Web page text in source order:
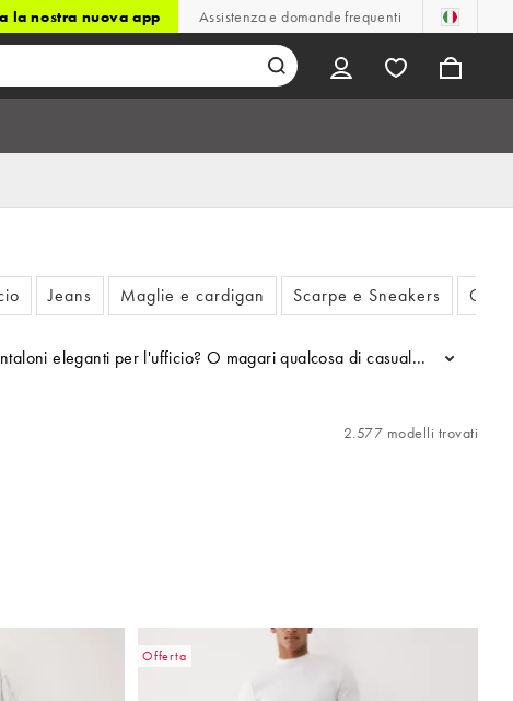
la nostra nuova app Assistenza e domande frequenti
Jeans Maglie e cardigan Scarpe e Sneakers
eleganti per l'ufficio? O magari qualcosa di casual per il
...
2.577 modelli trovati
Offerta